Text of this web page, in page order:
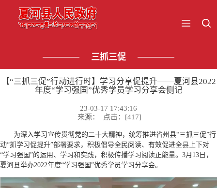
三抓三促
【“三抓三促”行动进行时】学习分享促提升——夏河县2022
年度“学习强国”优秀学员学习分享会侧记
23-03-17 17:43:16
来源： 点击：[417]
为深入学习宣传贯彻党的二十大精神，统筹推进省州县“三抓三促”行
动“抓学习促提升”部署要求，积极倡导全民阅读、有效促进全县上下对
“学习强国”的运用、学习和实践，积极传播学习阅读正能量。3月13日，
夏河县举办2022年度“学习强国”优秀学员学习分享会。